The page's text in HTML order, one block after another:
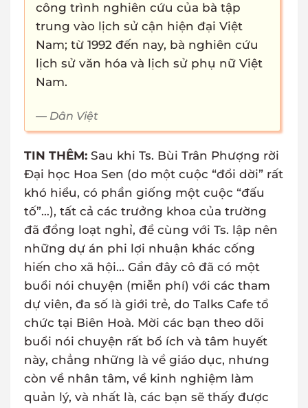
công trình nghiên cứu của bà tập
trung vào lịch sử cận hiện đại Việt
Nam; từ 1992 đến nay, bà nghiên cứu
lịch sử văn hóa và lịch sử phụ nữ Việt
Nam.
Dân Việt
TIN THÊM: Sau khi Ts. Bùi Trân Phượng rời
Đại học Hoa Sen (do một cuộc “đổi dời” rất
khó hiểu, có phần giống một cuộc “đấu
tố”…), tất cả các trưởng khoa của trường
đã đồng loạt nghỉ, để cùng với Ts. lập nên
những dự án phi lợi nhuận khác cống
hiến cho xã hội... Gần đây cô đã có một
buổi nói chuyện (miễn phí) với các tham
dự viên, đa số là giới trẻ, do Talks Cafe tổ
chức tại Biên Hoà. Mời các bạn theo dõi
buổi nói chuyện rất bổ ích và tâm huyết
này, chẳng những là về giáo dục, nhưng
còn về nhân tâm, về kinh nghiệm làm
quản lý, và nhất là, các bạn sẽ thấy được